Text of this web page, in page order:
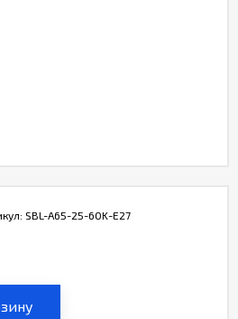
SBL-A65-25-60K-E27